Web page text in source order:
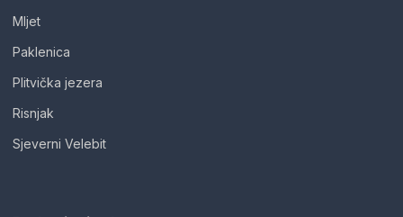
Mljet
Paklenica
Plitvička jezera
Risnjak
Sjeverni Velebit